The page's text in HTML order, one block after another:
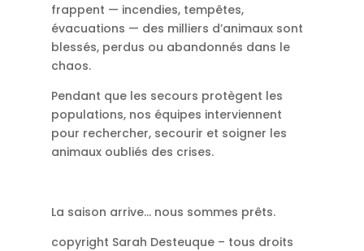
frappent — incendies, tempêtes,
évacuations — des milliers d’animaux sont
blessés, perdus ou abandonnés dans le
chaos.
Pendant que les secours protègent les
populations, nos équipes interviennent
pour rechercher, secourir et soigner les
animaux oubliés des crises.
La saison arrive… nous sommes prêts.
copyright Sarah Desteuque – tous droits